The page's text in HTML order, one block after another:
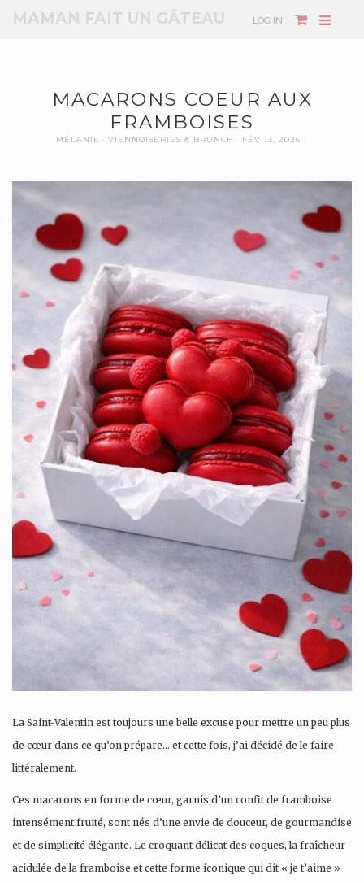
MAMAN FAIT UN GÂTEAU LOG IN
MACARONS COEUR AUX
FRAMBOISES
MÉLANIE VIENNOISERIES & BRUNCH FÉV 13, 2026
La Saint-Valentin est toujours une belle excuse pour mettre un peu plus
de cœur dans ce qu’on prépare… et cette fois, j’ai décidé de le faire
littéralement.
Ces macarons en forme de cœur, garnis d’un confit de framboise
intensément fruité, sont nés d’une envie de douceur, de gourmandise
et de simplicité élégante. Le croquant délicat des coques, la fraîcheur
acidulée de la framboise et cette forme iconique qui dit « je t’aime »